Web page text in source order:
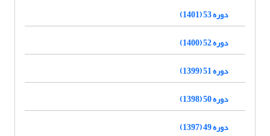
دوره 53 (1401)
دوره 52 (1400)
دوره 51 (1399)
دوره 50 (1398)
دوره 49 (1397)